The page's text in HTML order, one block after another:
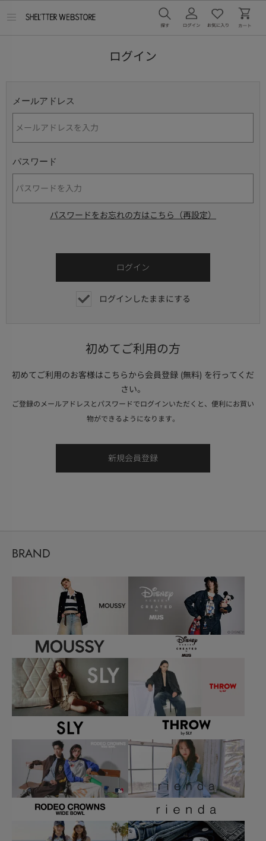
ログイン
メールアドレス
パスワード
パスワードをお忘れの方はこちら（再設定）
ログインしたままにする
初めてご利用の方
初めてご利用のお客様はこちらから会員登録 (無料) を行ってくだ
さい。
ご登録のメールアドレスとパスワードでログインいただくと、便利にお買い
物ができるようになります。
BRAND